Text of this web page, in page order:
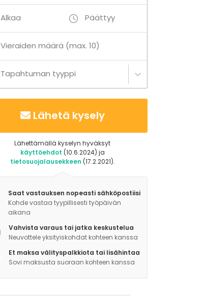
Alkaa Päättyy
Vieraiden määrä (max. 10)
Tapahtuman tyyppi
Lähetä kysely
Lähettämällä kyselyn hyväksyt
käyttöehdot (10.6.2024) ja
tietosuojalausekkeen (17.2.2021).
Saat vastauksen nopeasti sähköpostiisi
Kohde vastaa tyypillisesti työpäivän
aikana
Vahvista varaus tai jatka keskustelua
Neuvottele yksityiskohdat kohteen kanssa
Et maksa välityspalkkiota tai lisähintaa
Sovi maksusta suoraan kohteen kanssa